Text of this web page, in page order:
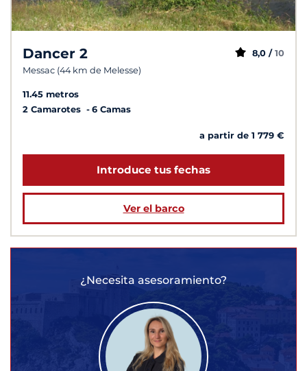
Dancer 2
Messac (44 km de Melesse)
8,0 / 10
11.45 metros
2 Camarotes
6 Camas
a partir de 1 779 €
Introduce tus fechas
Ver el barco
¿Necesita asesoramiento?